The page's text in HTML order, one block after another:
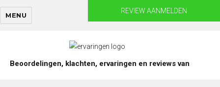
Skip
MENU
REVIEW AANMELDEN
Beoordelingen, klachten, ervaringen en reviews van